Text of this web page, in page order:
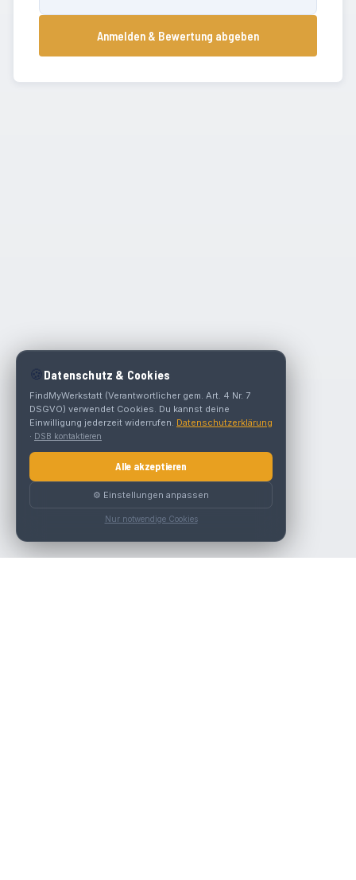
Anmelden & Bewertung abgeben
🍪 Datenschutz & Cookies
FindMyWerkstatt (Verantwortlicher gem. Art. 4 Nr. 7
DSGVO) verwendet Cookies. Du kannst deine
Einwilligung jederzeit widerrufen. Datenschutzerklärung
· DSB kontaktieren
Alle akzeptieren
⚙️ Einstellungen anpassen
Nur notwendige Cookies